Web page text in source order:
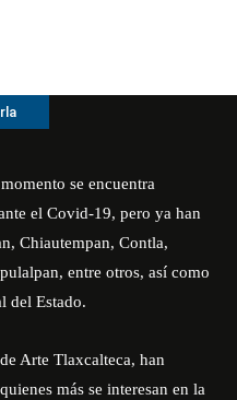
se encuentra
el Covid-19, pero ya han
Chiautempan, Contla,
entre otros, así como
del Estado.
Arte Tlaxcalteca, han
más se interesan en la